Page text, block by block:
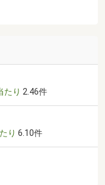
たり 2.46件
り 6.10件